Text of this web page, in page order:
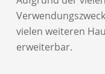
vielen weiteren
erweiterbar.